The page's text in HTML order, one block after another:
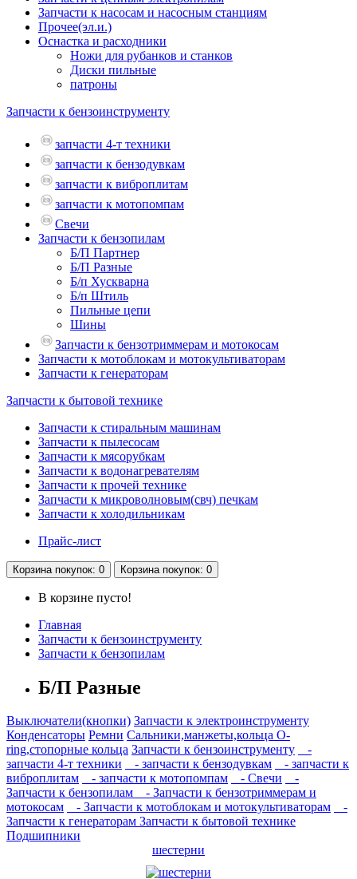
Запчасти к насосам и насосным станциям
Прочее(эл.и.)
Оснастка и расходники
Ножи для рубанков и станков
Диски пильные
патроны
Запчасти к бензоинструменту
запчасти 4-т техники
запчасти к бензодувкам
запчасти к виброплитам
запчасти к мотопомпам
Свечи
Запчасти к бензопилам
Б/П Партнер
Б/П Разные
Б/п Хускварна
Б/п Штиль
Пильные цепи
Шины
Запчасти к бензотриммерам и мотокосам
Запчасти к мотоблокам и мотокультиваторам
Запчасти к генераторам
Запчасти к бытовой технике
Запчасти к стиральным машинам
Запчасти к пылесосам
Запчасти к мясорубкам
Запчасти к водонагревателям
Запчасти к прочей технике
Запчасти к микроволновым(свч) печкам
Запчасти к холодильникам
Прайс-лист
Корзина покупок: 0 Корзина покупок: 0
В корзине пусто!
Главная
Запчасти к бензоинструменту
Запчасти к бензопилам
Б/П Разные
Выключатели(кнопки) Запчасти к электроинструменту
Конденсаторы Ремни Сальники,манжеты,кольца О-
ring,стопорные кольца Запчасти к бензоинструменту
-
запчасти 4-т техники
- запчасти к бензодувкам
- запчасти к
виброплитам
- запчасти к мотопомпам - Свечи
-
Запчасти к бензопилам
- Запчасти к бензотриммерам и
мотокосам
- Запчасти к мотоблокам и мотокультиваторам
-
Запчасти к генераторам Запчасти к бытовой технике
Подшипники
шестерни